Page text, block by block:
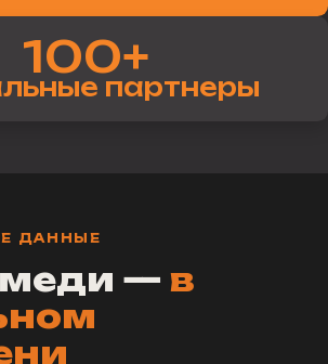
100+
партнеры
ДАННЫЕ
— в